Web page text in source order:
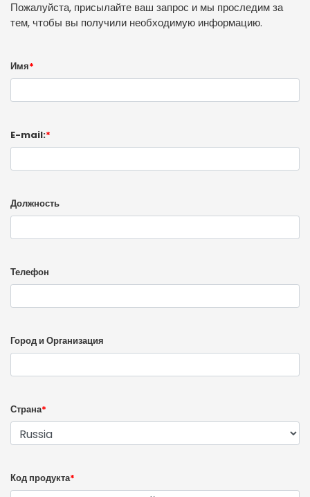
Пожалуйста, присылайте ваш запрос и мы проследим за
тем, чтобы вы получили необходимую информацию.
Имя*
E-mail:*
Должность
Телефон
Город и Организация
Страна*
Код продукта*